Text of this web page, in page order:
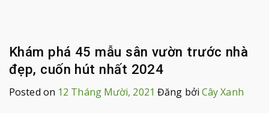
Khám phá 45 mẫu sân vườn trước nhà
đẹp, cuốn hút nhất 2024
Posted on 12 Tháng Mười, 2021 Đăng bởi Cây Xanh